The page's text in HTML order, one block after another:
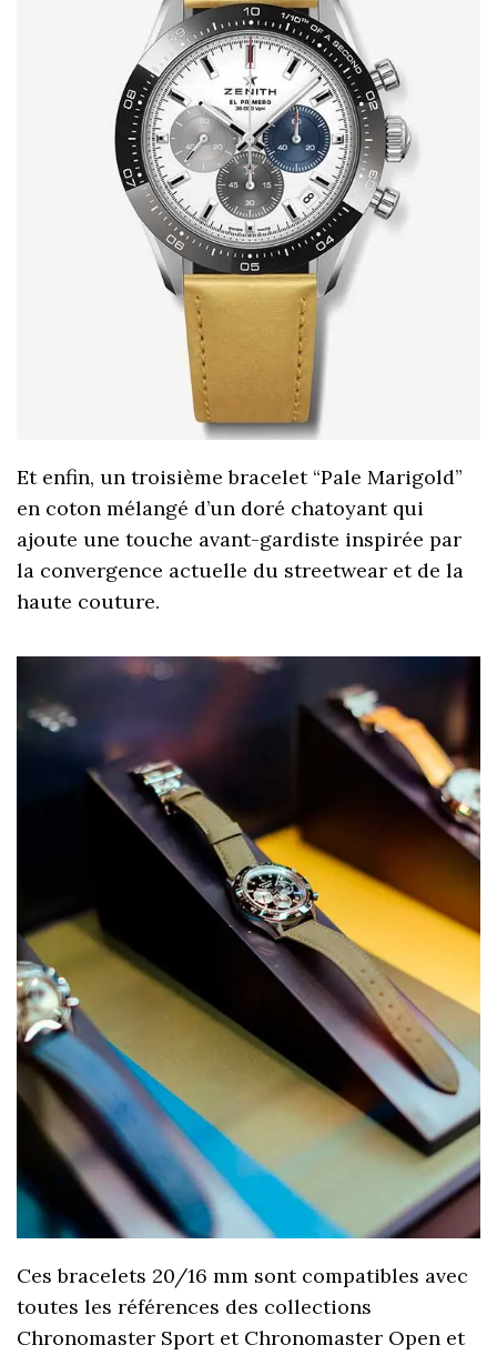
Et enfin, un troisième bracelet “Pale Marigold”
en coton mélangé d’un doré chatoyant qui
ajoute une touche avant-gardiste inspirée par
la convergence actuelle du streetwear et de la
haute couture.
Ces bracelets 20/16 mm sont compatibles avec
toutes les références des collections
Chronomaster Sport et Chronomaster Open et